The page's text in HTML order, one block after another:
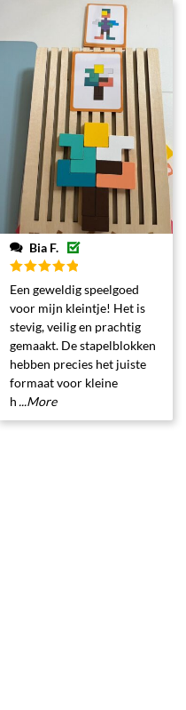
Bia F.
Gewaardeerd
5uit 5
Een geweldig speelgoed
voor mijn kleintje! Het is
stevig, veilig en prachtig
gemaakt. De stapelblokken
hebben precies het juiste
formaat voor kleine
h...More